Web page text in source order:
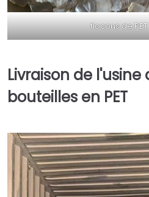
flocons de
Livraison de
bouteilles en PET